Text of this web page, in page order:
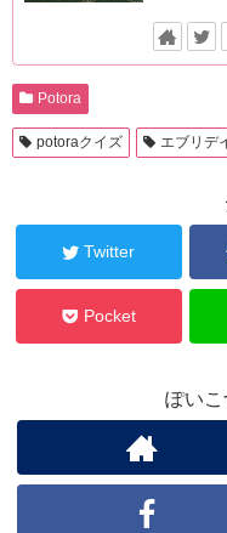
Potora
potoraクイズ エブリデ
Twitter
Pocket
ぽい